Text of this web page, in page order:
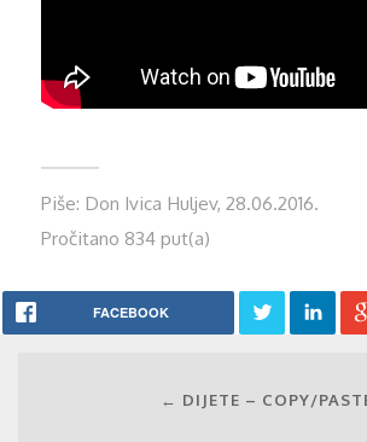
Piše: Don Ivica Huljev, 28.06.2016.
Pročitano 834 put(a)
FACEBOOK
← DIJETE – COPY/